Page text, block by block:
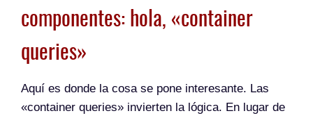
componentes: hola, «container
queries»
Aquí es donde la cosa se pone interesante. Las
«container queries» invierten la lógica. En lugar de